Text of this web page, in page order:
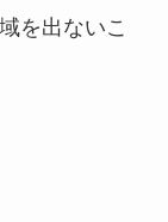
を出ないこ